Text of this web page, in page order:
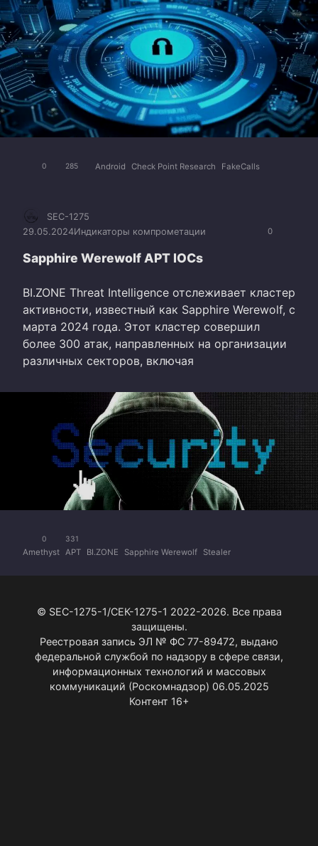
0 285 Android Check Point Research FakeCalls
0
SEC-1275
29.05.2024Индикаторы компрометации
Sapphire Werewolf APT IOCs
BI.ZONE Threat Intelligence отслеживает кластер
активности, известный как Sapphire Werewolf, с
марта 2024 года. Этот кластер совершил
более 300 атак, направленных на организации
различных секторов, включая
0 331
Amethyst APT BI.ZONE Sapphire Werewolf Stealer
© SEC-1275-1/СЕК-1275-1 2022-2026. Все права
защищены.
Реестровая запись ЭЛ № ФС 77-89472, выдано
федеральной службой по надзору в сфере связи,
информационных технологий и массовых
коммуникаций (Роскомнадзор) 06.05.2025
Контент 16+